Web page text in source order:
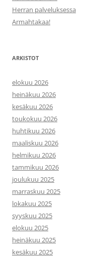
Herran palveluksessa
Armahtakaa!
ARKISTOT
elokuu 2026
heinäkuu 2026
kesäkuu 2026
toukokuu 2026
huhtikuu 2026
maaliskuu 2026
helmikuu 2026
tammikuu 2026
joulukuu 2025
marraskuu 2025
lokakuu 2025
syyskuu 2025
elokuu 2025
heinäkuu 2025
kesäkuu 2025